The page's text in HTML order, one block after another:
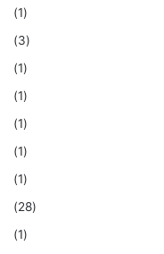
(1)
(3)
(1)
(1)
(1)
(1)
(1)
(28)
(1)